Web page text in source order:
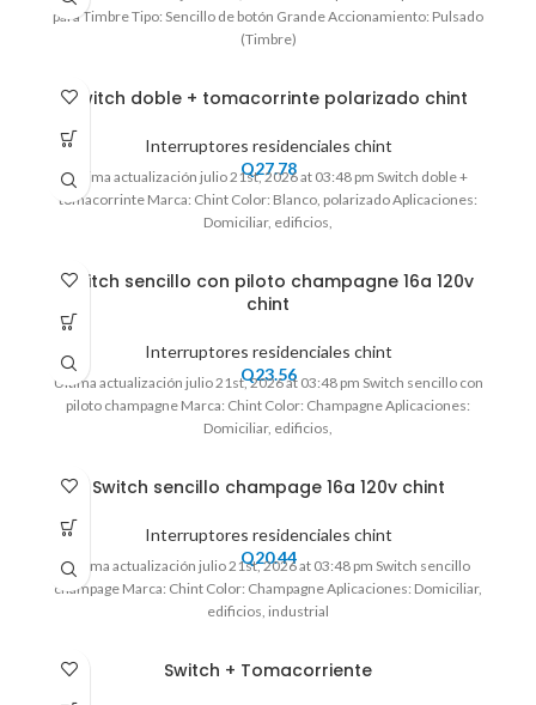
para Timbre Tipo: Sencillo de botón Grande Accionamiento: Pulsado
(Timbre)
Switch doble + tomacorrinte polarizado chint
Interruptores residenciales chint
Q27.78
Ultima actualización julio 21st, 2026 at 03:48 pm Switch doble +
tomacorrinte Marca: Chint Color: Blanco, polarizado Aplicaciones:
Domiciliar, edificios,
Switch sencillo con piloto champagne 16a 120v
chint
Interruptores residenciales chint
Q23.56
Ultima actualización julio 21st, 2026 at 03:48 pm Switch sencillo con
piloto champagne Marca: Chint Color: Champagne Aplicaciones:
Domiciliar, edificios,
Switch sencillo champage 16a 120v chint
Interruptores residenciales chint
Q20.44
Ultima actualización julio 21st, 2026 at 03:48 pm Switch sencillo
champage Marca: Chint Color: Champagne Aplicaciones: Domiciliar,
edificios, industrial
Switch + Tomacorriente